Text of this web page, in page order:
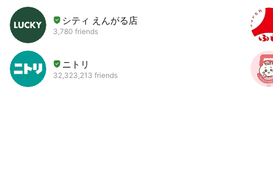
シティ えんがる店
3,780 friends
ニトリ
32,323,213 friends